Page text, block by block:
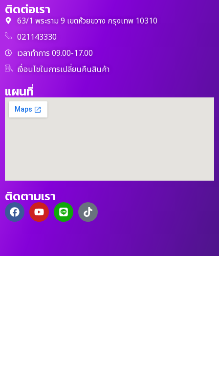
ติดต่อเรา
63/1 พระราม 9 เขตห้วยขวาง กรุงเทพ 10310
021143330
เวลาทำการ 09.00-17.00
เงื่อนไขในการเปลี่ยนคืนสินค้า
แผนที่
ติดตามเรา